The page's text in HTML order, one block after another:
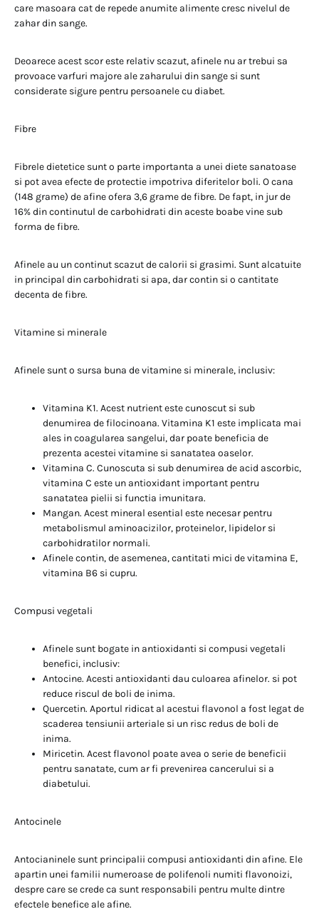
care masoara cat de repede anumite alimente cresc nivelul de
zahar din sange.
Deoarece acest scor este relativ scazut, afinele nu ar trebui sa
provoace varfuri majore ale zaharului din sange si sunt
considerate sigure pentru persoanele cu diabet.
Fibre
Fibrele dietetice sunt o parte importanta a unei diete sanatoase
si pot avea efecte de protectie impotriva diferitelor boli. O cana
(148 grame) de afine ofera 3,6 grame de fibre. De fapt, in jur de
16% din continutul de carbohidrati din aceste boabe vine sub
forma de fibre.
Afinele au un continut scazut de calorii si grasimi. Sunt alcatuite
in principal din carbohidrati si apa, dar contin si o cantitate
decenta de fibre.
Vitamine si minerale
Afinele sunt o sursa buna de vitamine si minerale, inclusiv:
Vitamina K1. Acest nutrient este cunoscut si sub
denumirea de filocinoana. Vitamina K1 este implicata mai
ales in coagularea sangelui, dar poate beneficia de
prezenta acestei vitamine si sanatatea oaselor.
Vitamina C. Cunoscuta si sub denumirea de acid ascorbic,
vitamina C este un antioxidant important pentru
sanatatea pielii si functia imunitara.
Mangan. Acest mineral esential este necesar pentru
metabolismul aminoacizilor, proteinelor, lipidelor si
carbohidratilor normali.
Afinele contin, de asemenea, cantitati mici de vitamina E,
vitamina B6 si cupru.
Compusi vegetali
Afinele sunt bogate in antioxidanti si compusi vegetali
benefici, inclusiv:
Antocine. Acesti antioxidanti dau culoarea afinelor. si pot
reduce riscul de boli de inima.
Quercetin. Aportul ridicat al acestui flavonol a fost legat de
scaderea tensiunii arteriale si un risc redus de boli de
inima.
Miricetin. Acest flavonol poate avea o serie de beneficii
pentru sanatate, cum ar fi prevenirea cancerului si a
diabetului.
Antocinele
Antocianinele sunt principalii compusi antioxidanti din afine. Ele
apartin unei familii numeroase de polifenoli numiti flavonoizi,
despre care se crede ca sunt responsabili pentru multe dintre
efectele benefice ale afine.